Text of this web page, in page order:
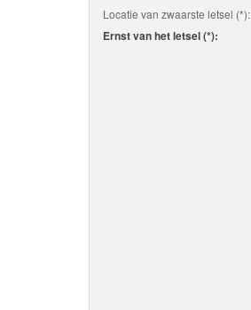
Locatie van zwaarste letsel (*):
Ernst van het letsel (*):